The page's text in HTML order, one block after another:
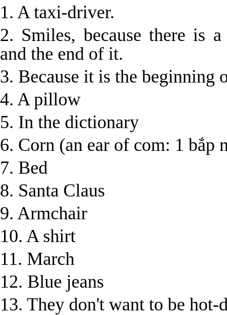
1. A taxi-driver.
2. Smiles, because there is
and the end of it.
3. Because it is the beginning
4. A pillow
5. In the dictionary
6. Corn (an ear of com: 1 bắp
7. Bed
8. Santa Claus
9. Armchair
10. A shirt
11. March
12. Blue jeans
13. They don't want to be hot-